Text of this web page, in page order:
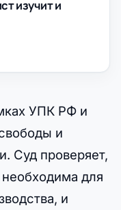
изучит и
УПК РФ и
и
Суд проверяет,
для
и